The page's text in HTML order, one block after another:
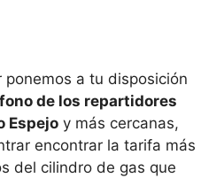
ponemos a tu disposición
de los repartidores
Espejo y más cercanas,
encontrar la tarifa más
del cilindro de gas que